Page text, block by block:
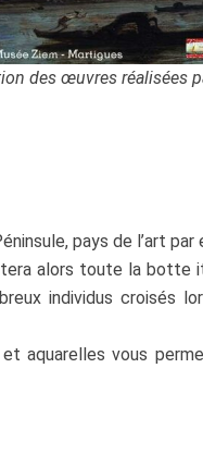
des œuvres réalisées
pays de l’art
alors toute la botte
individus croisés
aquarelles vous